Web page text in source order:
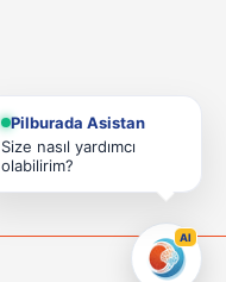
Pilburada Asistan
Size nasıl yardımcı
olabilirim?
AI